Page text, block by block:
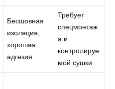
Бесшовная
изоляция,
хорошая
адгезия
Требует
спецмонтаж
а и
контролируе
мой сушки